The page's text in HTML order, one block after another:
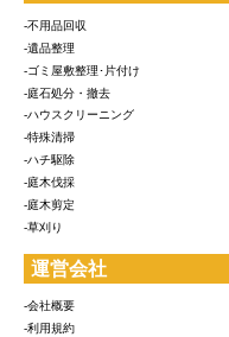
-不用品回収
-遺品整理
-ゴミ屋敷整理･片付け
-庭石処分・撤去
-ハウスクリーニング
-特殊清掃
-ハチ駆除
-庭木伐採
-庭木剪定
-草刈り
運営会社
-会社概要
-利用規約